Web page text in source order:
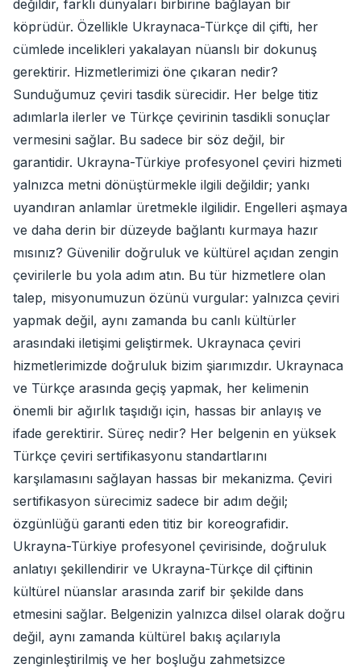
değildir, farklı dünyaları birbirine bağlayan bir
köprüdür. Özellikle Ukraynaca-Türkçe dil çifti, her
cümlede incelikleri yakalayan nüanslı bir dokunuş
gerektirir. Hizmetlerimizi öne çıkaran nedir?
Sunduğumuz çeviri tasdik sürecidir. Her belge titiz
adımlarla ilerler ve Türkçe çevirinin tasdikli sonuçlar
vermesini sağlar. Bu sadece bir söz değil, bir
garantidir. Ukrayna-Türkiye profesyonel çeviri hizmeti
yalnızca metni dönüştürmekle ilgili değildir; yankı
uyandıran anlamlar üretmekle ilgilidir. Engelleri aşmaya
ve daha derin bir düzeyde bağlantı kurmaya hazır
mısınız? Güvenilir doğruluk ve kültürel açıdan zengin
çevirilerle bu yola adım atın. Bu tür hizmetlere olan
talep, misyonumuzun özünü vurgular: yalnızca çeviri
yapmak değil, aynı zamanda bu canlı kültürler
arasındaki iletişimi geliştirmek. Ukraynaca çeviri
hizmetlerimizde doğruluk bizim şiarımızdır. Ukraynaca
ve Türkçe arasında geçiş yapmak, her kelimenin
önemli bir ağırlık taşıdığı için, hassas bir anlayış ve
ifade gerektirir. Süreç nedir? Her belgenin en yüksek
Türkçe çeviri sertifikasyonu standartlarını
karşılamasını sağlayan hassas bir mekanizma. Çeviri
sertifikasyon sürecimiz sadece bir adım değil;
özgünlüğü garanti eden titiz bir koreografidir.
Ukrayna-Türkiye profesyonel çevirisinde, doğruluk
anlatıyı şekillendirir ve Ukrayna-Türkçe dil çiftinin
kültürel nüanslar arasında zarif bir şekilde dans
etmesini sağlar. Belgenizin yalnızca dilsel olarak doğru
değil, aynı zamanda kültürel bakış açılarıyla
zenginleştirilmiş ve her boşluğu zahmetsizce